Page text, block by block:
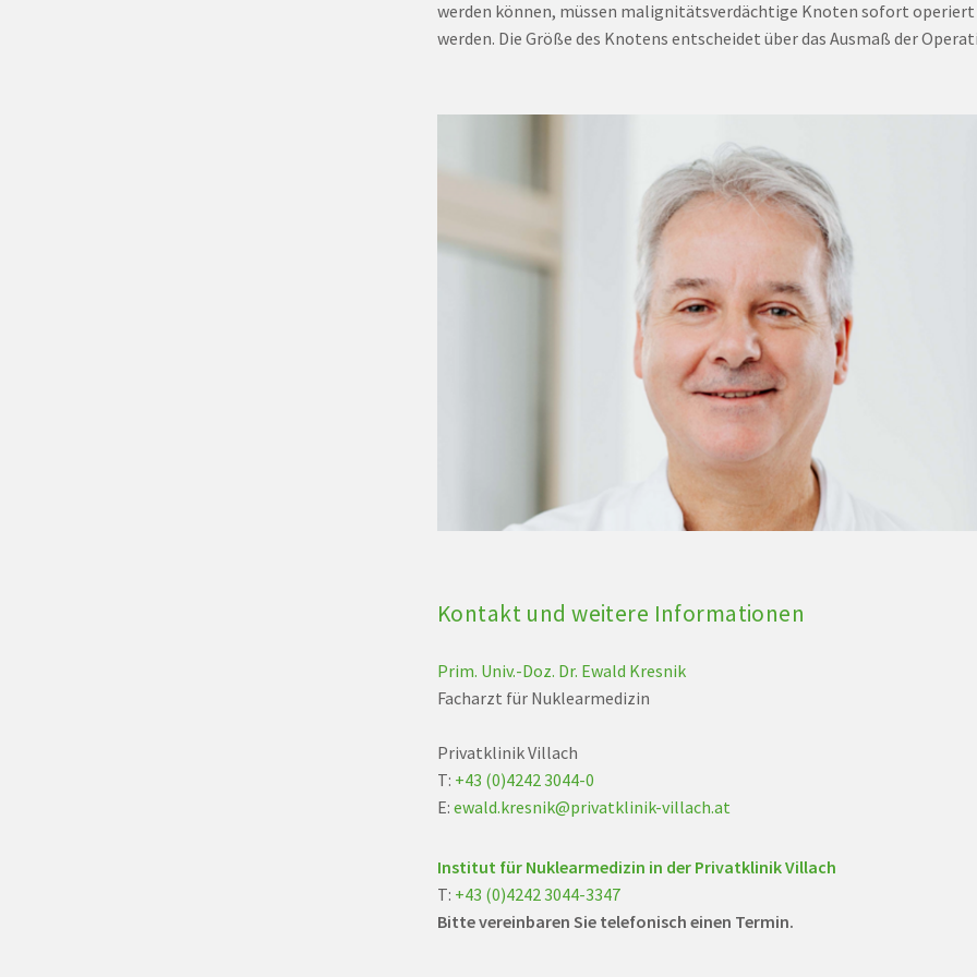
werden können, müssen malignitätsverdächtige Knoten sofort operiert
werden. Die Größe des Knotens entscheidet über das Ausmaß der
Kontakt und weitere Informationen
Prim. Univ.-Doz. Dr. Ewald Kresnik
Facharzt für Nuklearmedizin
Privatklinik Villach
T: +43 (0)4242 3044-0
E: ewald.kresnik@privatklinik-villach.at
Institut für Nuklearmedizin in der Privatklinik Villach
T: +43 (0)4242 3044-3347
Bitte vereinbaren Sie telefonisch einen Termin.